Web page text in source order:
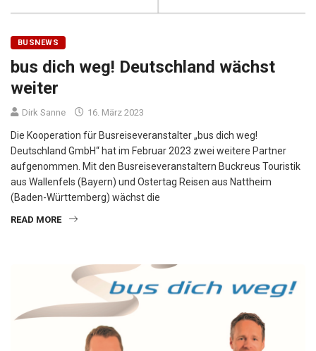
BUSNEWS
bus dich weg! Deutschland wächst
weiter
Dirk Sanne 16. März 2023
Die Kooperation für Busreiseveranstalter „bus dich weg!
Deutschland GmbH“ hat im Februar 2023 zwei weitere Partner
aufgenommen. Mit den Busreiseveranstaltern Buckreus Touristik
aus Wallenfels (Bayern) und Ostertag Reisen aus Nattheim
(Baden-Württemberg) wächst die
READ MORE